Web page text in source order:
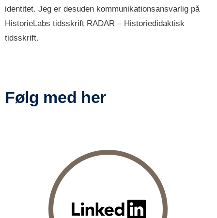
identitet. Jeg er desuden kommunikationsansvarlig på
HistorieLabs tidsskrift RADAR – Historiedidaktisk
tidsskrift.
Følg med her